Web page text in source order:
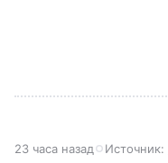
23 часа назад Источник: